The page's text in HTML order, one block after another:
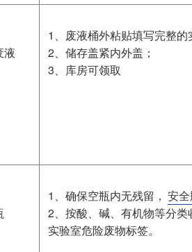
液
1、废液桶外粘贴填写完整的
2、储存盖紧内外盖；
3、库房可领取
1、确保空瓶内无残留， 安
2、按酸、碱、有机物等分
实验室危险废物标签。